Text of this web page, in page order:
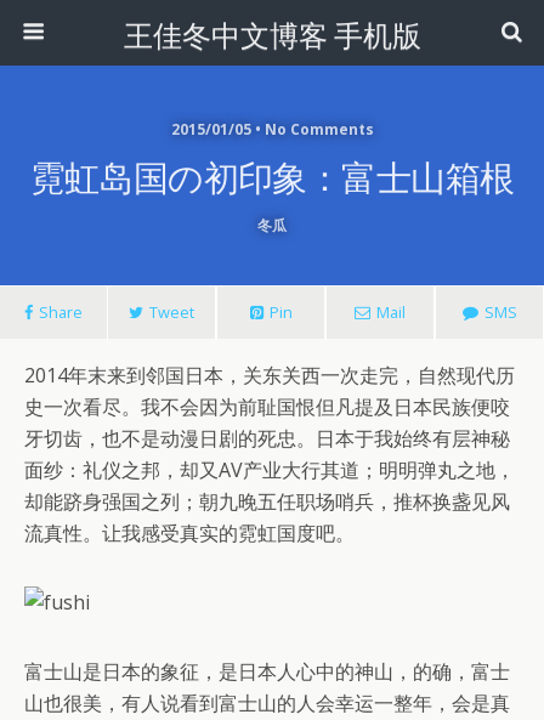
王佳冬中文博客 手机版
2015/01/05 • No Comments
霓虹岛国の初印象：富士山箱根
冬瓜
Share Tweet Pin Mail SMS
2014年末来到邻国日本，关东关西一次走完，自然现代历
史一次看尽。我不会因为前耻国恨但凡提及日本民族便咬
牙切齿，也不是动漫日剧的死忠。日本于我始终有层神秘
面纱：礼仪之邦，却又AV产业大行其道；明明弹丸之地，
却能跻身强国之列；朝九晚五任职场哨兵，推杯换盏见风
流真性。让我感受真实的霓虹国度吧。
富士山是日本的象征，是日本人心中的神山，的确，富士
山也很美，有人说看到富士山的人会幸运一整年，会是真